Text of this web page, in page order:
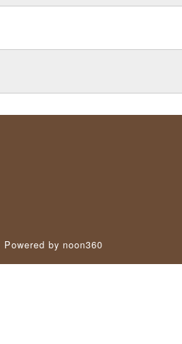
Powered by noon360